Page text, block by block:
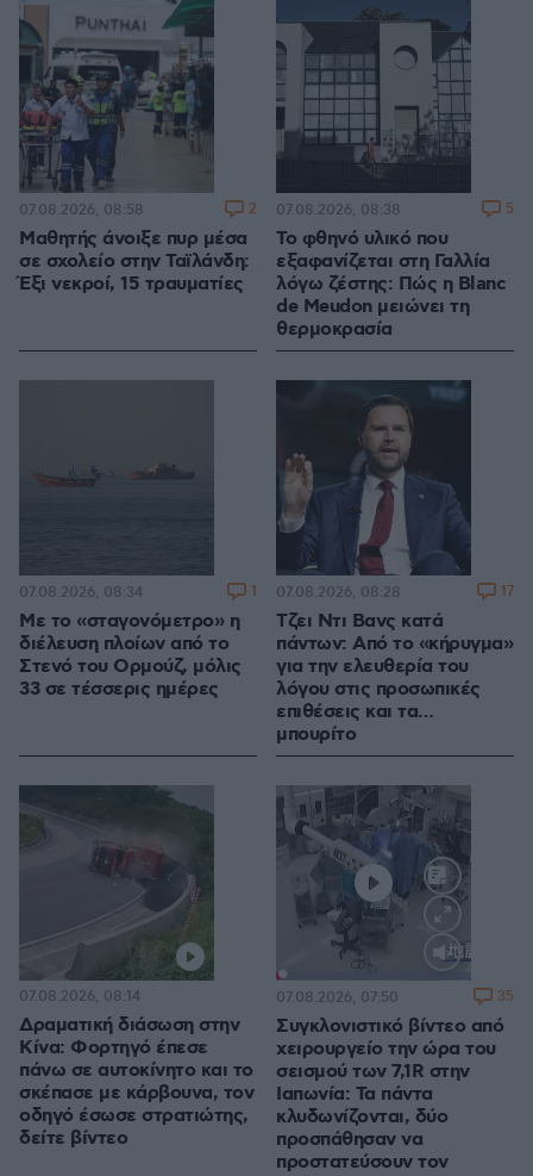
Μαθητής άνοιξε πυρ μέσα
σε σχολείο στην Ταϊλάνδη:
Έξι νεκροί, 15 τραυματίες
07.08.2026, 08:58 2
Το φθηνό υλικό που
εξαφανίζεται στη Γαλλία
λόγω ζέστης: Πώς η Blanc
de Meudon μειώνει τη
θερμοκρασία
07.08.2026, 08:38 5
Με το «σταγονόμετρο» η
διέλευση πλοίων από το
Στενό του Ορμούζ, μόλις
33 σε τέσσερις ημέρες
07.08.2026, 08:34 1
Τζει Ντι Βανς κατά
πάντων: Από το «κήρυγμα»
για την ελευθερία του
λόγου στις προσωπικές
επιθέσεις και τα…
μπουρίτο
07.08.2026, 08:28 17
Δραματική διάσωση στην
Κίνα: Φορτηγό έπεσε
πάνω σε αυτοκίνητο και το
σκέπασε με κάρβουνα, τον
οδηγό έσωσε στρατιώτης,
δείτε βίντεο
07.08.2026, 08:14
100.00%
Συγκλονιστικό βίντεο από
χειρουργείο την ώρα του
σεισμού των 7,1R στην
Ιαπωνία: Τα πάντα
κλυδωνίζονται, δύο
προσπάθησαν να
προστατεύσουν τον
07.08.2026, 07:50 35